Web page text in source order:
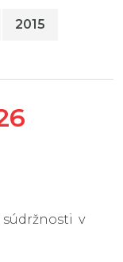
2015
v